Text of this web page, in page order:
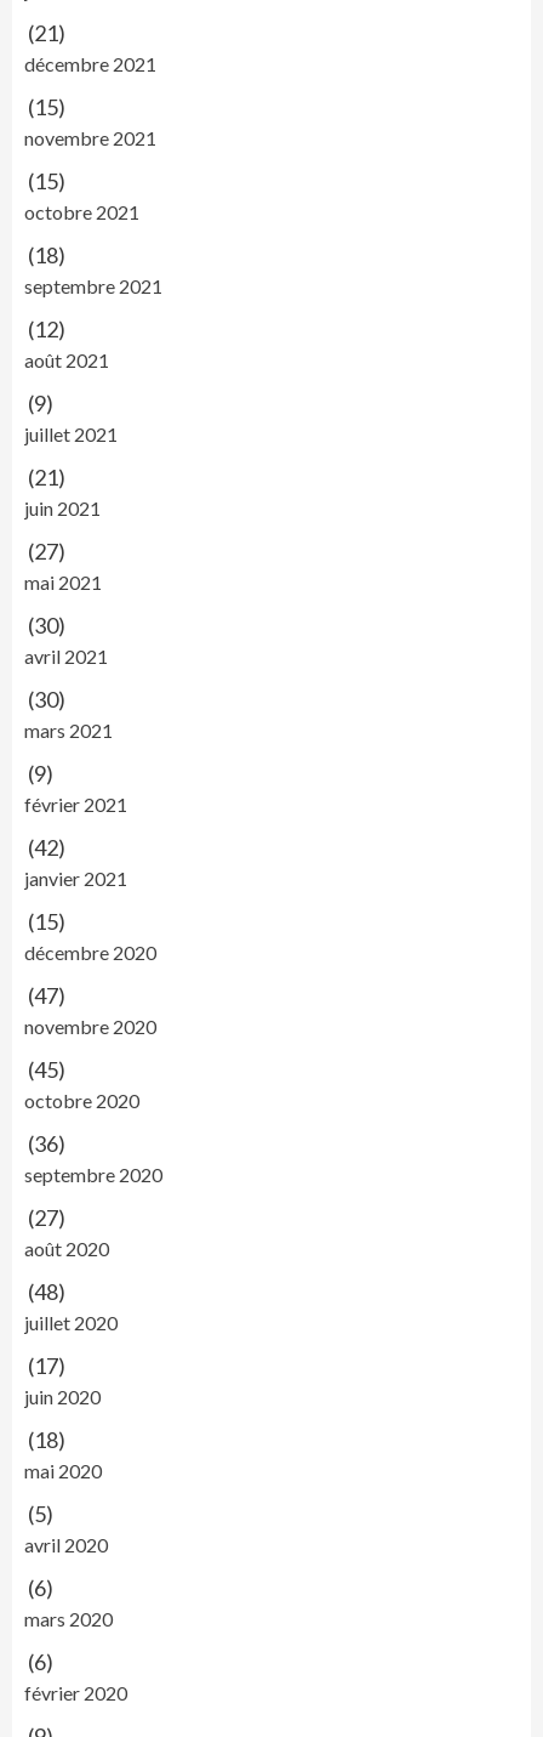
(21)
décembre 2021
(15)
novembre 2021
(15)
octobre 2021
(18)
septembre 2021
(12)
août 2021
(9)
juillet 2021
(21)
juin 2021
(27)
mai 2021
(30)
avril 2021
(30)
mars 2021
(9)
février 2021
(42)
janvier 2021
(15)
décembre 2020
(47)
novembre 2020
(45)
octobre 2020
(36)
septembre 2020
(27)
août 2020
(48)
juillet 2020
(17)
juin 2020
(18)
mai 2020
(5)
avril 2020
(6)
mars 2020
(6)
février 2020